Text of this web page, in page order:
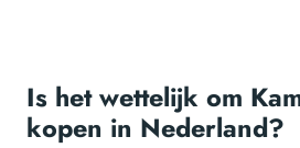
Is het wettelijk om
kopen in Nederland?